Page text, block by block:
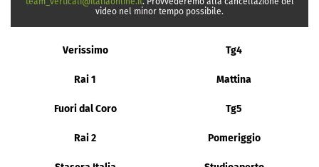
video nel minor tempo possibile.
Verissimo Tg4
Rai 1 Mattina
Fuori dal Coro Tg5
Rai 2 Pomeriggio